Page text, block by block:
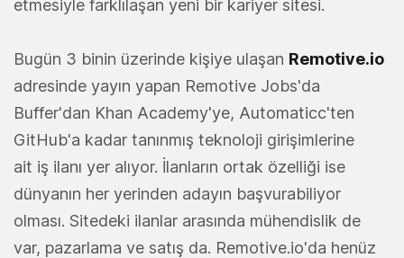
etmesiyle farklılaşan yeni bir kariyer sitesi.
Bugün 3 binin üzerinde kişiye ulaşan Remotive.io
adresinde yayın yapan Remotive Jobs'da
Buffer'dan Khan Academy'ye, Automaticc'ten
GitHub'a kadar tanınmış teknoloji girişimlerine
ait iş ilanı yer alıyor. İlanların ortak özelliği ise
dünyanın her yerinden adayın başvurabiliyor
olması. Sitedeki ilanlar arasında mühendislik de
var, pazarlama ve satış da. Remotive.io'da henüz